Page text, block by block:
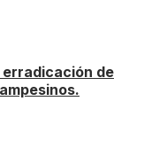
de